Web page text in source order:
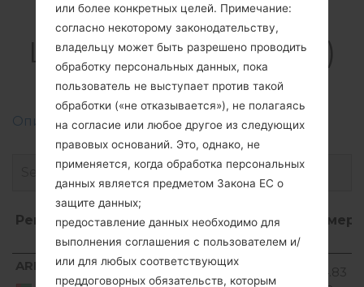
Прошивки
LGGD880(LGGD880)
akaLG Mini
Описание регионов прошивок телефонов LG
Регион
Название
файла
ОС Размер
Регион
Название
файла
ARE
United Arab
V10E_00.kdz
Unknown
174.83
или более конкретных целей. Примечание:
согласно некоторому законодательству,
владельцу может быть разрешено проводить
обработку персональных данных, пока
пользователь не выступает против такой
обработки («не отказывается»), не полагаясь
на согласие или любое другое из следующих
правовых оснований. Это, однако, не
применяется, когда обработка персональных
данных является предметом Закона ЕС о
защите данных;
предоставление данных необходимо для
выполнения соглашения с пользователем и/
или для любых соответствующих
преддоговорных обязательств, которым